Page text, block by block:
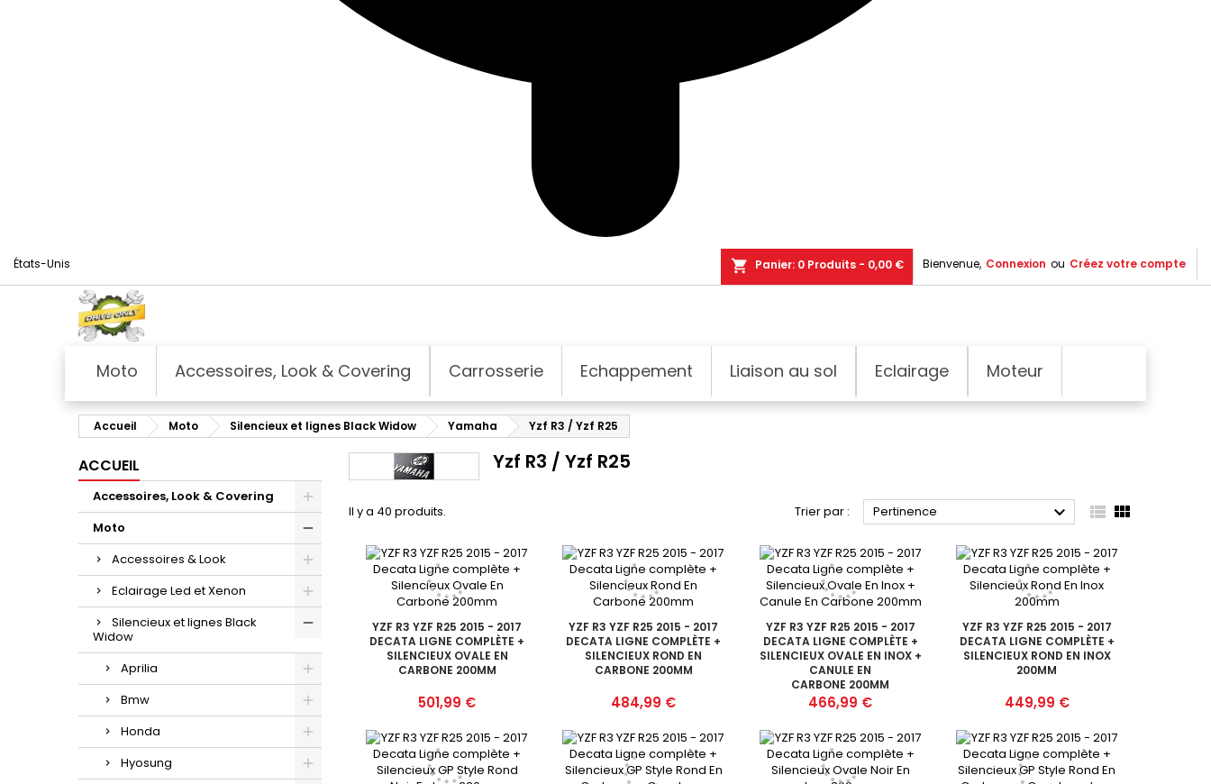
États-Unis Bienvenue, Connexion ou Créez votre compte
shopping_cart Panier: 0 Produits - 0,00 €
Moto Accessoires, Look & Covering Carrosserie Echappement Liaison au sol Eclairage Moteur
Accueil Moto Silencieux et lignes Black Widow Yamaha Yzf R3 / Yzf R25
ACCUEIL
Accessoires, Look & Covering
Moto
Accessoires & Look
Eclairage Led et Xenon
Silencieux et lignes Black
Widow
Aprilia
Bmw
Honda
Hyosung
Yzf R3 / Yzf R25
Il y a 40 produits. Trier par : Pertinence   
YZF R3 YZF R25 2015 - 2017
DECATA LIGNE COMPLÈTE +
SILENCIEUX OVALE EN
CARBONE 200MM
Prix
501,99 €
YZF R3 YZF R25 2015 - 2017
DECATA LIGNE COMPLÈTE +
SILENCIEUX ROND EN
CARBONE 200MM
Prix
484,99 €
YZF R3 YZF R25 2015 - 2017
DECATA LIGNE COMPLÈTE +
SILENCIEUX OVALE EN INOX +
CANULE EN
CARBONE 200MM
Prix
466,99 €
YZF R3 YZF R25 2015 - 2017
DECATA LIGNE COMPLÈTE +
SILENCIEUX ROND EN INOX
200MM
Prix
449,99 €